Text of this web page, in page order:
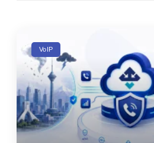
VoIP